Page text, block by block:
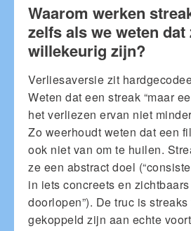
Waarom werken
zelfs als we weten dat
willekeurig zijn?
Verliesaversie zit
Weten dat een streak “maar
het verliezen ervan niet
Zo weerhoudt weten dat een
ook niet van om te huilen.
ze een abstract doel
in iets concreets en
doorlopen”). De truc is
gekoppeld zijn aan echte